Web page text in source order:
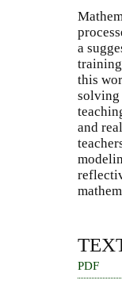
a
this
solving
and
PDF